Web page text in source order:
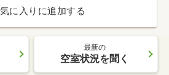
に入りに追加する
最新の
空室状況を聞く